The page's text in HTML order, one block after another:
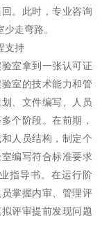
。此时，专业咨询
走弯路。
支持
室拿到一张认可证
室的技术能力和管
、文件编写、人员
个阶段。在前期，
人员结构，制定个
编写符合标准要求
指导书。在运行阶
掌握内审、管理评
评审提前发现问题